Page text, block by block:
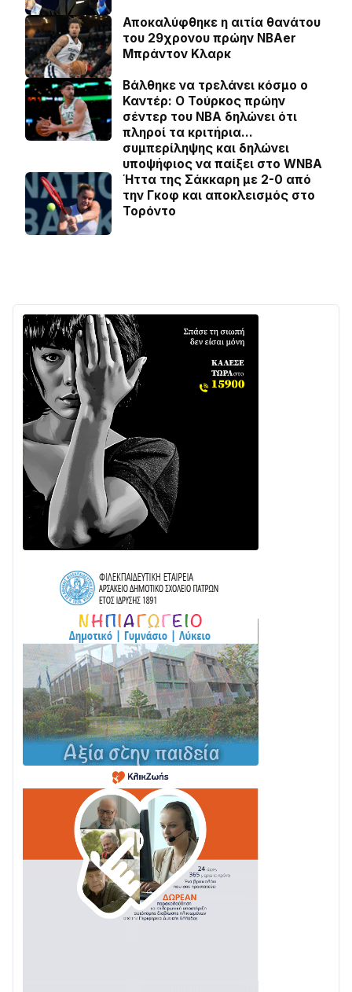
Αποκαλύφθηκε η αιτία θανάτου
του 29χρονου πρώην NBAer
Μπράντον Κλαρκ
Βάλθηκε να τρελάνει κόσμο ο
Καντέρ: Ο Τούρκος πρώην
σέντερ του NBA δηλώνει ότι
πληροί τα κριτήρια…
συμπερίληψης και δηλώνει
υποψήφιος να παίξει στο WNBA
Ήττα της Σάκκαρη με 2-0 από
την Γκοφ και αποκλεισμός στο
Τορόντο